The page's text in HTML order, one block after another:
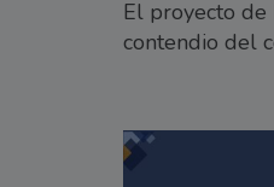
El proyecto de
contendio del